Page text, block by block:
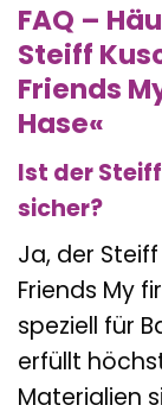
FAQ –
Steiff
Friends
Hase«
Ist der
sicher?
Ja, der
Friends My
speziell für
erfüllt
Materialien